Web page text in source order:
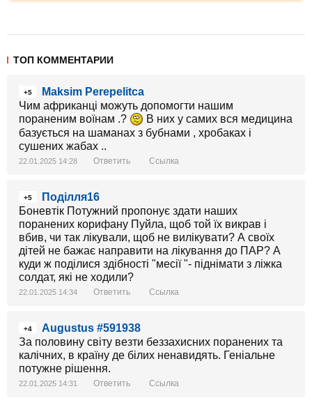
ТОП КОММЕНТАРИИ
+5
Maksim Perepelitca
Чим африканці можуть допомогти нашим
пораненим воїнам .?
В них у самих вся медицина
базується на шаманах з бубнами , хробаках і
сушених жабах ..
22.01.2025 14:28 Ответить Ссылка
+5
Поділля16
Боневтік Потужний пропонує здати наших
поранених корифану Пуйла, щоб той їх викрав і
вбив, чи так лікували, щоб не вилікувати? А своїх
дітей не бажає направити на лікування до ПАР? А
куди ж поділися здібності "месії "- піднімати з ліжка
солдат, які не ходили?
22.01.2025 14:34 Ответить Ссылка
+4
Augustus #591938
За половину світу везти беззахисних поранених та
калічних, в країну де білих ненавидять. Геніальне
потужне рішення.
22.01.2025 14:31 Ответить Ссылка